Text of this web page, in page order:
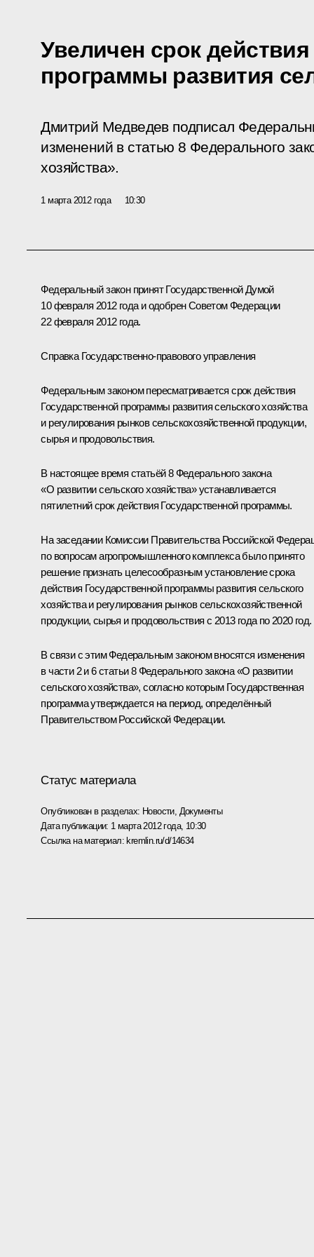
Увеличен срок
программы развития
Дмитрий Медведев подписал
изменений в статью 8 Федерального
хозяйства».
1 марта 2012 года 10:30
Федеральный закон принят Государственной Думой
10 февраля 2012 года и одобрен Советом Федерации
22 февраля 2012 года.
Справка Государственно-правового управления
Федеральным законом пересматривается срок действия
Государственной программы развития сельского хозяйства
и регулирования рынков сельскохозяйственной продукции,
сырья и продовольствия.
В настоящее время статьёй 8 Федерального закона
«О развитии сельского хозяйства» устанавливается
пятилетний срок действия Государственной программы.
На заседании Комиссии Правительства Российской
по вопросам агропромышленного комплекса было принято
решение признать целесообразным установление срока
действия Государственной программы развития сельского
хозяйства и регулирования рынков сельскохозяйственной
продукции, сырья и продовольствия с 2013 года по 2020 год.
В связи с этим Федеральным законом вносятся изменения
в части 2 и 6 статьи 8 Федерального закона «О развитии
сельского хозяйства», согласно которым Государственная
программа утверждается на период, определённый
Правительством Российской Федерации.
Статус материала
Опубликован в разделах: Новости, Документы
Дата публикации: 1 марта 2012 года, 10:30
Ссылка на материал: kremlin.ru/d/14634